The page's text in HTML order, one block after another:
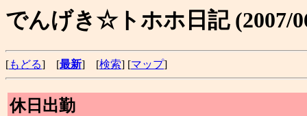
でんげき☆トホホ日記 (2007/
[もどる] [最新] [検索] [マップ]
休日出勤